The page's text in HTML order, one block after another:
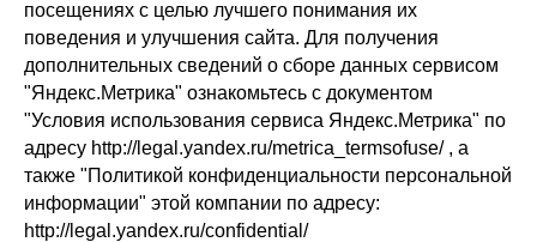
посещениях с целью лучшего понимания их
поведения и улучшения сайта. Для получения
дополнительных сведений о сборе данных сервисом
"Яндекс.Метрика" ознакомьтесь с документом
"Условия использования сервиса Яндекс.Метрика" по
адресу http://legal.yandex.ru/metrica_termsofuse/ , а
также "Политикой конфиденциальности персональной
информации" этой компании по адресу:
http://legal.yandex.ru/confidential/